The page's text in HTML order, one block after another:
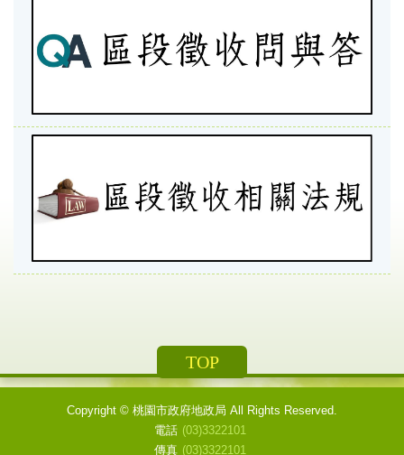
TOP
Copyright © 桃園市政府地政局 All Rights Reserved.
電話 (03)3322101
傳真 (03)3322101